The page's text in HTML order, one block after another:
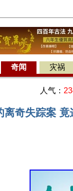
奇闻 灾祸
人气：
离奇失踪案 竟